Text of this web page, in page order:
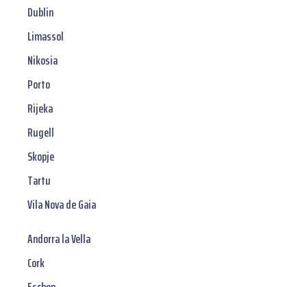
Dublin
Limassol
Nikosia
Porto
Rijeka
Rugell
Skopje
Tartu
Vila Nova de Gaia
Andorra la Vella
Cork